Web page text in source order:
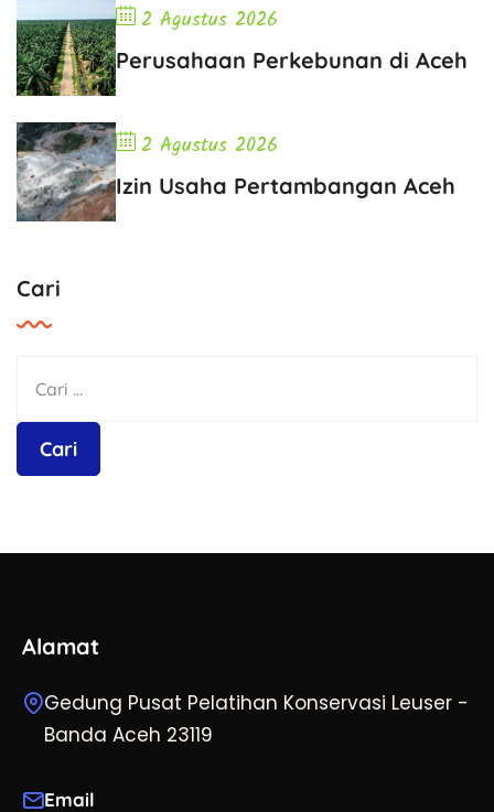
2 Agustus 2026
Perusahaan Perkebunan di Aceh
2 Agustus 2026
Izin Usaha Pertambangan Aceh
Cari
Alamat
Gedung Pusat Pelatihan Konservasi Leuser -
Banda Aceh 23119
Email